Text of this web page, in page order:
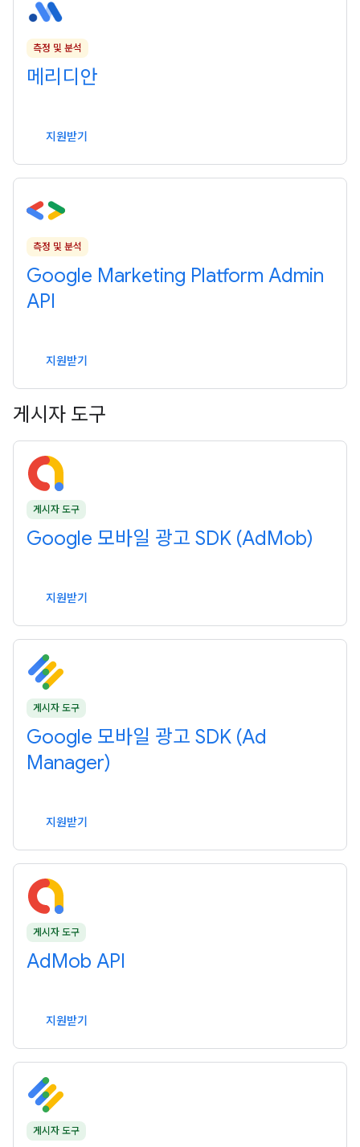
측정 및 분석
메리디안
지원받기
측정 및 분석
Google Marketing Platform Admin
API
지원받기
게시자 도구
게시자 도구
Google 모바일 광고 SDK (AdMob)
지원받기
게시자 도구
Google 모바일 광고 SDK (Ad
Manager)
지원받기
게시자 도구
AdMob API
지원받기
게시자 도구